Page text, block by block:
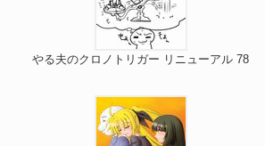
やる夫のクロノトリガー リニューアル 78